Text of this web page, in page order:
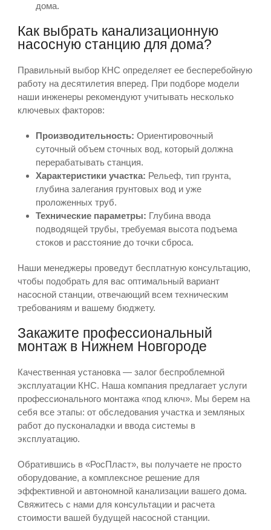
дома.
Как выбрать канализационную
насосную станцию для дома?
Правильный выбор КНС определяет ее бесперебойную
работу на десятилетия вперед. При подборе модели
наши инженеры рекомендуют учитывать несколько
ключевых факторов:
Производительность: Ориентировочный
суточный объем сточных вод, который должна
перерабатывать станция.
Характеристики участка: Рельеф, тип грунта,
глубина залегания грунтовых вод и уже
проложенных труб.
Технические параметры: Глубина ввода
подводящей трубы, требуемая высота подъема
стоков и расстояние до точки сброса.
Наши менеджеры проведут бесплатную консультацию,
чтобы подобрать для вас оптимальный вариант
насосной станции, отвечающий всем техническим
требованиям и вашему бюджету.
Закажите профессиональный
монтаж в Нижнем Новгороде
Качественная установка — залог беспроблемной
эксплуатации КНС. Наша компания предлагает услуги
профессионального монтажа «под ключ». Мы берем на
себя все этапы: от обследования участка и земляных
работ до пусконаладки и ввода системы в
эксплуатацию.
Обратившись в «РосПласт», вы получаете не просто
оборудование, а комплексное решение для
эффективной и автономной канализации вашего дома.
Свяжитесь с нами для консультации и расчета
стоимости вашей будущей насосной станции.